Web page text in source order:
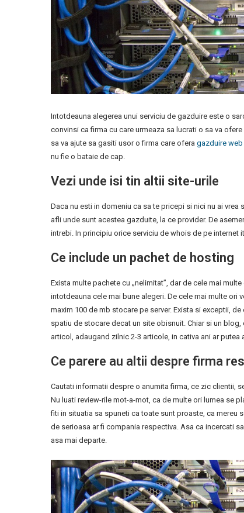
Intotdeauna alegerea unui serviciu de gazduire este o
convinsi ca firma cu care urmeaza sa lucrati o sa va
sa va ajute sa gasiti usor o firma care ofera gazduire web
nu fie o bataie de cap.
Vezi unde isi tin altii site-urile
Daca nu esti in domeniu ca sa te pricepi si nici nu ai
afli unde sunt acestea gazduite, la ce provider. De
intrebi. In principiu orice serviciu de whois de pe internet
Ce include un pachet de hosting
Exista multe pachete cu „nelimitat”, dar de cele mai
intotdeauna cele mai bune alegeri. De cele mai multe ori
maxim 100 de mb stocare pe server. Exista si exceptii,
spatiu de stocare decat un site obisnuit. Chiar si un
articol, adaugand zilnic 2-3 articole, in cativa ani ar
Ce parere au altii despre firma
Cautati informatii despre o anumita firma, ce zic clientii,
Nu luati review-rile mot-a-mot, ca de multe ori lumea se
fiti in situatia sa spuneti ca toate sunt proaste, ca mereu
de serioasa ar fi compania respectiva. Asa ca incercati
asa mai departe.